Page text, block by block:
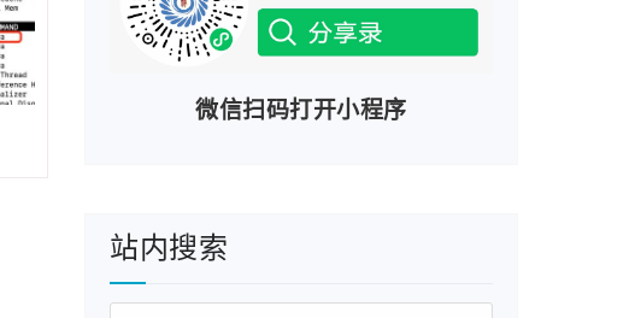
微信扫码打开小程序
站内搜索